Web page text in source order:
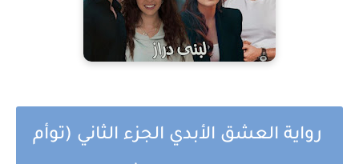
رواية العشق الأبدي الجزء الثاني (توأم